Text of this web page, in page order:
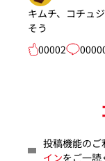
キムチ、コチュ
そう
00002
投稿機能のご
インをご一読